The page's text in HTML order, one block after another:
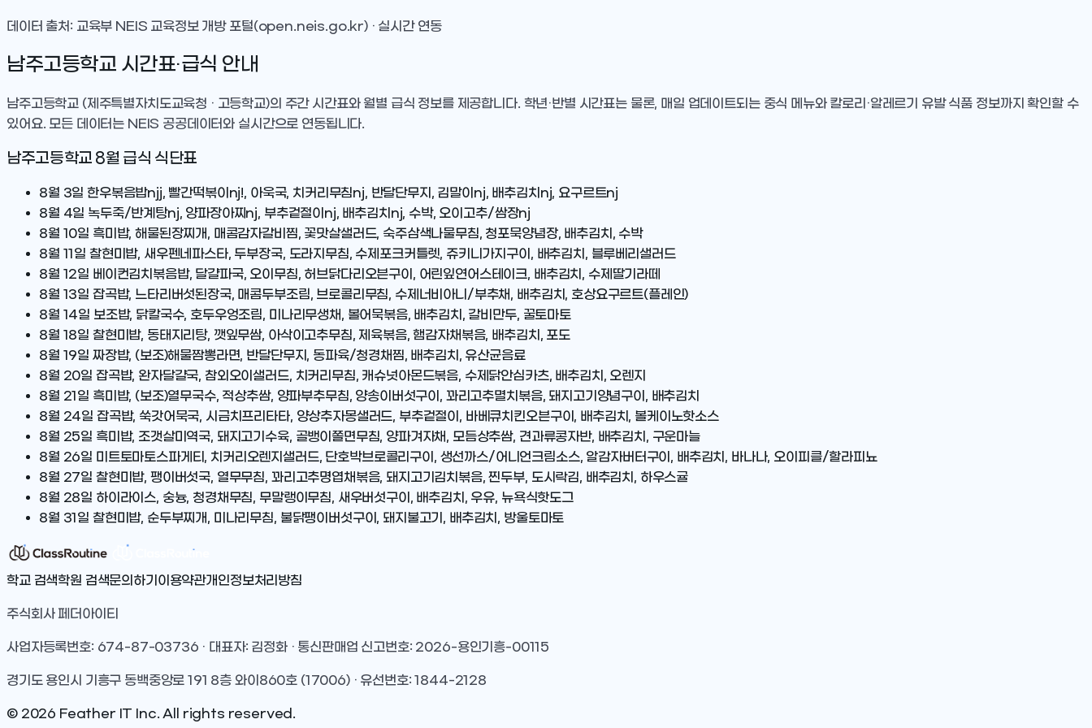
데이터 출처: 교육부 NEIS 교육정보 개방 포털(open.neis.go.kr) · 실시간 연동
남주고등학교 시간표·급식 안내
남주고등학교 (제주특별자치도교육청 · 고등학교)의 주간 시간표와 월별 급식 정보를 제공합니다. 학년·반별 시간표는 물론, 매일 업데이트되는 중식 메뉴와 칼로리·알레르기 유발 식품 정보까지 확인할 수
있어요. 모든 데이터는 NEIS 공공데이터와 실시간으로 연동됩니다.
남주고등학교 8월 급식 식단표
8월 3일 한우볶음밥njj, 빨간떡볶이nj!, 아욱국, 치커리무침nj, 반달단무지, 김말이nj, 배추김치nj, 요구르트nj
8월 4일 녹두죽/반계탕nj, 양파장아찌nj, 부추겉절이nj, 배추김치nj, 수박, 오이고추/쌈장nj
8월 10일 흑미밥, 해물된장찌개, 매콤감자갈비찜, 꽃맛살샐러드, 숙주삼색나물무침, 청포묵양념장, 배추김치, 수박
8월 11일 찰현미밥, 새우펜네파스타, 두부장국, 도라지무침, 수제포크커틀렛, 쥬키니가지구이, 배추김치, 블루베리샐러드
8월 12일 베이컨김치볶음밥, 달걀파국, 오이무침, 허브닭다리오븐구이, 어린잎연어스테이크, 배추김치, 수제딸기라떼
8월 13일 잡곡밥, 느타리버섯된장국, 매콤두부조림, 브로콜리무침, 수제너비아니/부추채, 배추김치, 호상요구르트(플레인)
8월 14일 보조밥, 닭칼국수, 호두우엉조림, 미나리무생채, 볼어묵볶음, 배추김치, 갈비만두, 꿀토마토
8월 18일 찰현미밥, 동태지리탕, 깻잎무쌈, 아삭이고추무침, 제육볶음, 햄감자채볶음, 배추김치, 포도
8월 19일 짜장밥, (보조)해물짬뽕라면, 반달단무지, 동파육/청경채찜, 배추김치, 유산균음료
8월 20일 잡곡밥, 완자달걀국, 참외오이샐러드, 치커리무침, 캐슈넛아몬드볶음, 수제닭안심카츠, 배추김치, 오렌지
8월 21일 흑미밥, (보조)열무국수, 적상추쌈, 양파부추무침, 양송이버섯구이, 꽈리고추멸치볶음, 돼지고기양념구이, 배추김치
8월 24일 잡곡밥, 쑥갓어묵국, 시금치프리타타, 양상추자몽샐러드, 부추겉절이, 바베큐치킨오븐구이, 배추김치, 볼케이노핫소스
8월 25일 흑미밥, 조갯살미역국, 돼지고기수육, 골뱅이쫄면무침, 양파겨자채, 모듬상추쌈, 견과류콩자반, 배추김치, 구운마늘
8월 26일 미트토마토스파게티, 치커리오렌지샐러드, 단호박브로콜리구이, 생선까스/어니언크림소스, 알감자버터구이, 배추김치, 바나나, 오이피클/할라피뇨
8월 27일 찰현미밥, 팽이버섯국, 열무무침, 꽈리고추명엽채볶음, 돼지고기김치볶음, 찐두부, 도시락김, 배추김치, 하우스귤
8월 28일 하이라이스, 숭늉, 청경채무침, 무말랭이무침, 새우버섯구이, 배추김치, 우유, 뉴욕식핫도그
8월 31일 찰현미밥, 순두부찌개, 미나리무침, 불닭팽이버섯구이, 돼지불고기, 배추김치, 방울토마토
학교 검색학원 검색문의하기 이용약관개인정보처리방침
주식회사 페더아이티
사업자등록번호: 674-87-03736 · 대표자: 김정화 · 통신판매업 신고번호: 2026-용인기흥-00115
경기도 용인시 기흥구 동백중앙로 191 8층 와이860호 (17006) · 유선번호: 1844-2128
© 2026 Feather IT Inc. All rights reserved.